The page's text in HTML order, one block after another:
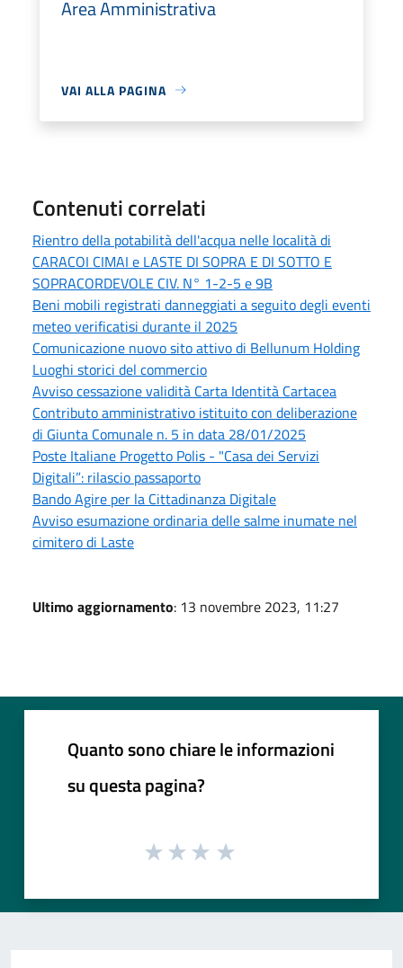
Area Amministrativa
VAI ALLA PAGINA
Contenuti correlati
Rientro della potabilità dell'acqua nelle località di
CARACOI CIMAI e LASTE DI SOPRA E DI SOTTO E
SOPRACORDEVOLE CIV. N° 1-2-5 e 9B
Beni mobili registrati danneggiati a seguito degli eventi
meteo verificatisi durante il 2025
Comunicazione nuovo sito attivo di Bellunum Holding
Luoghi storici del commercio
Avviso cessazione validità Carta Identità Cartacea
Contributo amministrativo istituito con deliberazione
di Giunta Comunale n. 5 in data 28/01/2025
Poste Italiane Progetto Polis - "Casa dei Servizi
Digitali”: rilascio passaporto
Bando Agire per la Cittadinanza Digitale
Avviso esumazione ordinaria delle salme inumate nel
cimitero di Laste
Ultimo aggiornamento: 13 novembre 2023, 11:27
Quanto sono chiare le informazioni
su questa pagina?